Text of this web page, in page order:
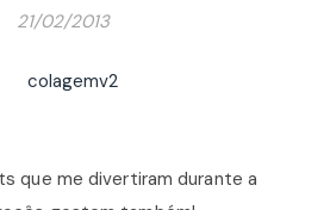
21/02/2013
que me divertiram durante a